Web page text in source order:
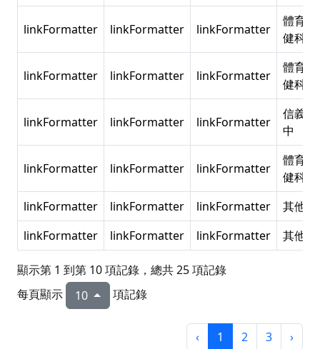
linkFormatter linkFormatter linkFormatter
體育保
健科
linkFormatter linkFormatter linkFormatter
體育保
健科
linkFormatter linkFormatter linkFormatter
信義國
中
linkFormatter linkFormatter linkFormatter
體育保
健科
linkFormatter
linkFormatter linkFormatter
其他
linkFormatter
linkFormatter linkFormatter 其他
顯示第 1 到第 10 項記錄，總共 25 項記錄
每頁顯示
10 項記錄
‹ 1 2 3 ›